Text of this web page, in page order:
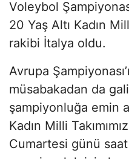
Voleybol
20 Yaş Altı Kadın
rakibi İtalya oldu.
Avrupa
müsabakadan da
şampiyonluğa emin
Kadın Milli
Cumartesi günü